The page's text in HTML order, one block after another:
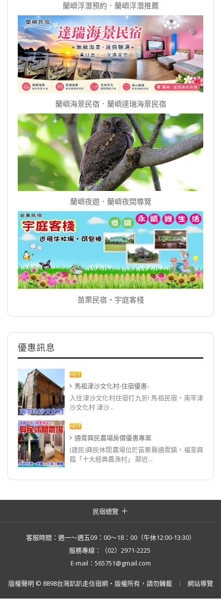
蘭嶼浮潛預約．蘭嶼浮潛推薦
蘭嶼海景民宿．蘭嶼達瑞海景民宿
蘭嶼夜遊．蘭嶼夜間導覽
苗栗民宿‧宇庭客棧
優惠訊息
馬祖津沙文化村-住宿優惠-
入住津沙文化村住宿打九折! 馬祖民宿‧南竿津
沙文化村 津沙...
通霄興民農場房價優惠專案
(建民)興民休閒農場位於苗栗縣通霄鎮，福至興
臨「十大經典農漁村」 鄰近...
民宿總覽
客服時間：週一～週五09：00～18：00（午休12:00-13:30）
服務專線：（02）2971-2225
E-mail：565751@gmail.com
版權聲明 © 8898台灣趴趴走住宿網・版權所有，請勿轉載 網站導覽